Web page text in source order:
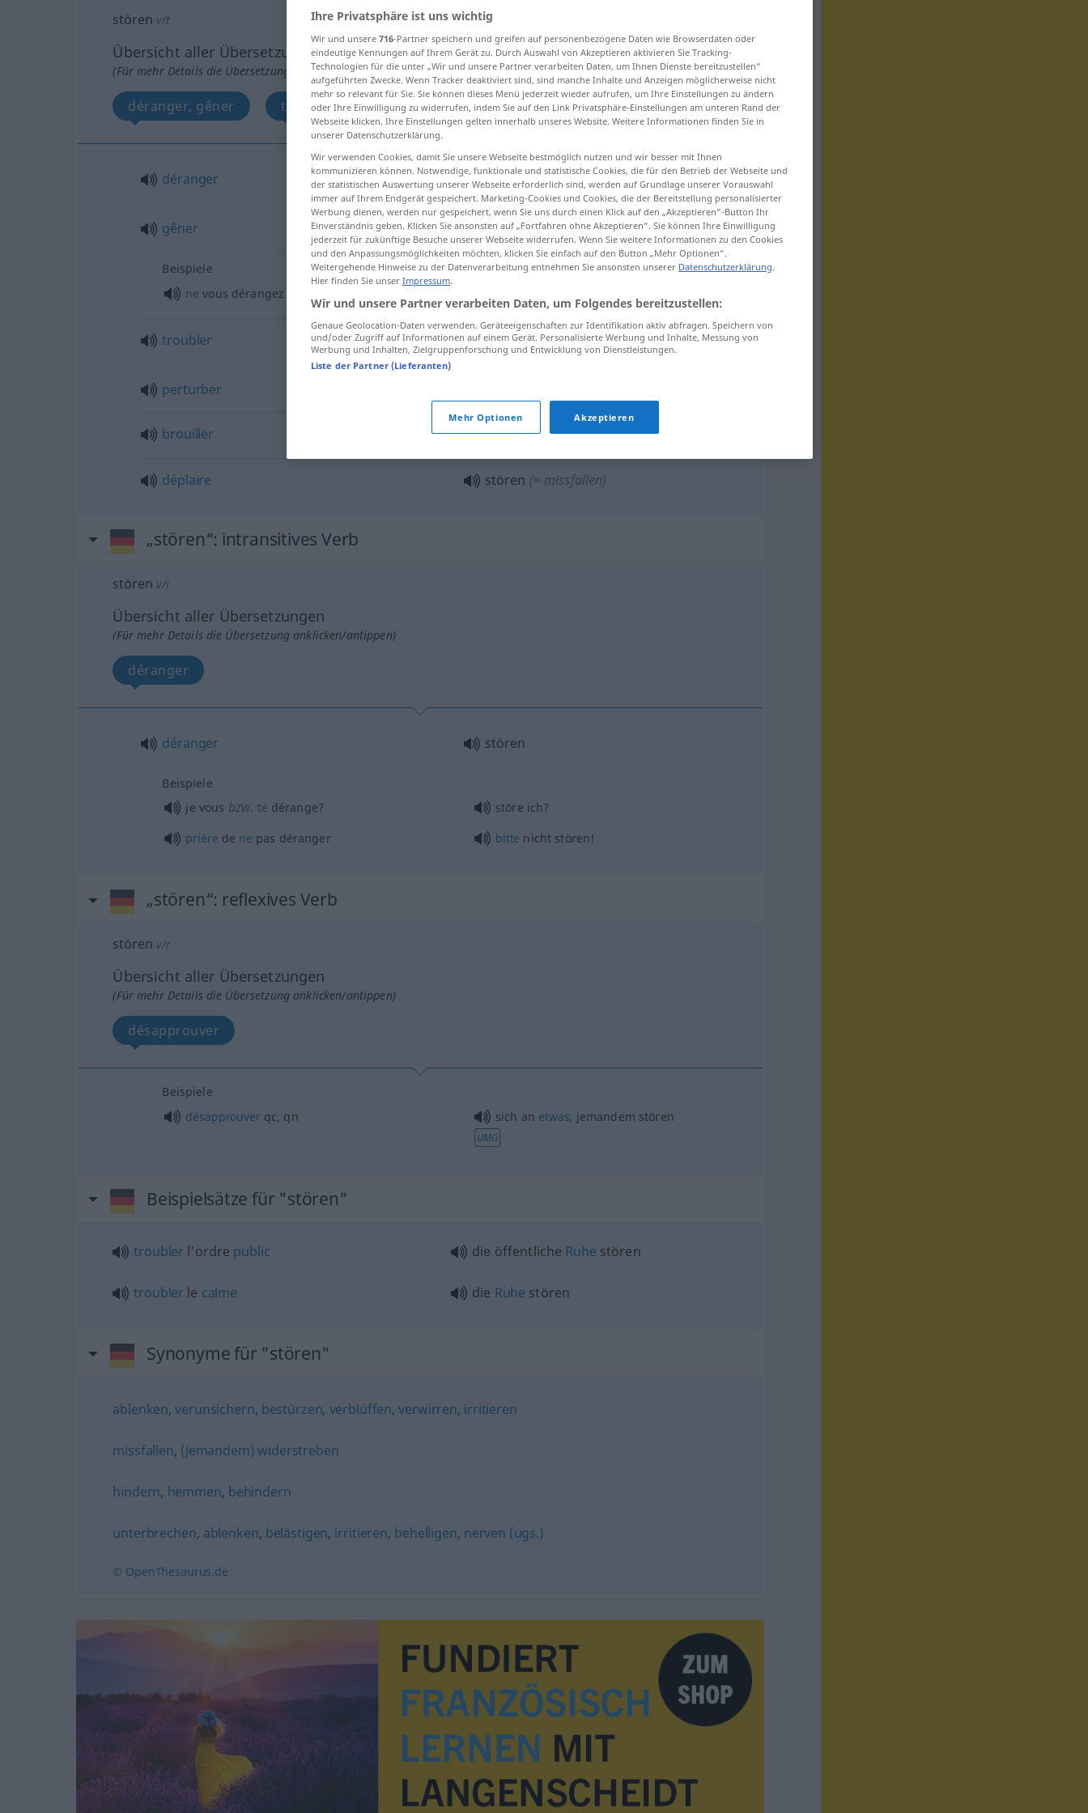
stören v/t
Übersicht aller Übersetzungen
(Für mehr Details die Übersetzung anklicken/antippen)
déranger, gêner troubler, perturber brouiller déplaire
déranger störenPerson, Veranstaltung
gêner stören(≈ belästigen)
Beispiele
ne vous dérangez pas (pour moi)!
troubler störenRuhe, Frieden, Beziehung
perturber
brouiller stören RADIO TEL
déplaire stören (≈ missfallen)
„stören“: intransitives Verb
stören v/i
Übersicht aller Übersetzungen
(Für mehr Details die Übersetzung anklicken/antippen)
déranger
déranger stören
Beispiele
je vous bzw. te dérange?
störe ich?
prière de ne pas déranger bitte nicht stören!
„stören“: reflexives Verb
stören v/r
Übersicht aller Übersetzungen
(Für mehr Details die Übersetzung anklicken/antippen)
désapprouver
Beispiele
désapprouverqc, qn sich an etwas, jemandem stören
UMG
Beispielsätze für "stören"
troubler l’ordre public die öffentliche Ruhe stören
troubler le calme die Ruhe stören
Synonyme für "stören"
ablenken,verunsichern, bestürzen, verblüffen,verwirren, irritieren
missfallen, (jemandem) widerstreben
hindern, hemmen, behindern
unterbrechen, ablenken, belästigen, irritieren, behelligen, nerven (ugs.)
© OpenThesaurus.de
Ihre Privatsphäre ist uns wichtig
Wir und unsere 716-Partner speichern und greifen auf personenbezogene Daten wie Browserdaten oder
eindeutige Kennungen auf Ihrem Gerät zu. Durch Auswahl von Akzeptieren aktivieren Sie Tracking-
Technologien für die unter „Wir und unsere Partner verarbeiten Daten, um Ihnen Dienste bereitzustellen“
aufgeführten Zwecke. Wenn Tracker deaktiviert sind, sind manche Inhalte und Anzeigen möglicherweise nicht
mehr so relevant für Sie. Sie können dieses Menü jederzeit wieder aufrufen, um Ihre Einstellungen zu ändern
oder Ihre Einwilligung zu widerrufen, indem Sie auf den Link Privatsphäre-Einstellungen am unteren Rand der
Webseite klicken. Ihre Einstellungen gelten innerhalb unseres Website. Weitere Informationen finden Sie in
unserer Datenschutzerklärung.
Wir verwenden Cookies, damit Sie unsere Webseite bestmöglich nutzen und wir besser mit Ihnen
kommunizieren können. Notwendige, funktionale und statistische Cookies, die für den Betrieb der Webseite und
der statistischen Auswertung unserer Webseite erforderlich sind, werden auf Grundlage unserer Vorauswahl
immer auf Ihrem Endgerät gespeichert. Marketing-Cookies und Cookies, die der Bereitstellung personalisierter
Werbung dienen, werden nur gespeichert, wenn Sie uns durch einen Klick auf den „Akzeptieren“-Button Ihr
Einverständnis geben. Klicken Sie ansonsten auf „Fortfahren ohne Akzeptieren“. Sie können Ihre Einwilligung
jederzeit für zukünftige Besuche unserer Webseite widerrufen. Wenn Sie weitere Informationen zu den Cookies
und den Anpassungsmöglichkeiten möchten, klicken Sie einfach auf den Button „Mehr Optionen“.
Weitergehende Hinweise zu der Datenverarbeitung entnehmen Sie ansonsten unserer Datenschutzerklärung.
Hier finden Sie unser Impressum.
Wir und unsere Partner verarbeiten Daten, um Folgendes bereitzustellen:
Genaue Geolocation-Daten verwenden. Geräteeigenschaften zur Identifikation aktiv abfragen. Speichern von
und/oder Zugriff auf Informationen auf einem Gerät. Personalisierte Werbung und Inhalte, Messung von
Werbung und Inhalten, Zielgruppenforschung und Entwicklung von Dienstleistungen.
Liste der Partner (Lieferanten)
Mehr Optionen Akzeptieren